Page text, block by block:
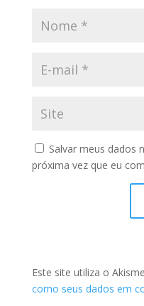
Salvar meus dados
próxima vez que eu
Este site utiliza o
como seus dados em